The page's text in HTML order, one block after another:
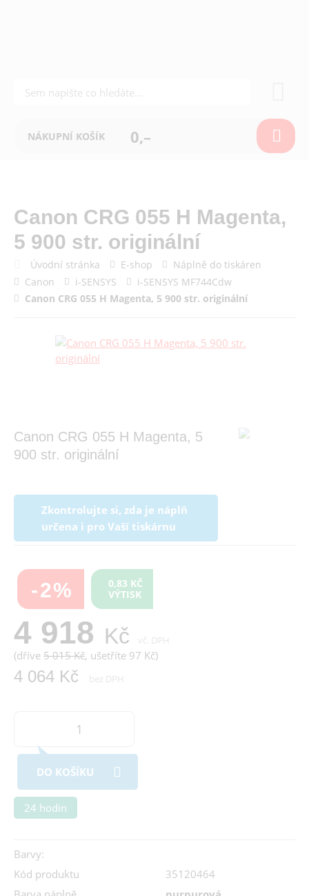
NÁKUPNÍ KOŠÍK 0,–
Canon CRG 055 H Magenta,
5 900 str. originální
Úvodní stránka E-shop
Náplně do tiskáren
Canon
i-SENSYS
i-SENSYS MF744Cdw
Canon CRG 055 H Magenta, 5 900 str. originální
Canon CRG 055 H Magenta, 5
900 str. originální
Zkontrolujte si, zda je náplň
určena i pro Vaší tiskárnu
-2%
0,83 KČ
VÝTISK
4 918 Kč vč. DPH
(dříve 5 015 Kč, ušetříte 97 Kč)
4 064 Kč bez DPH
DO KOŠÍKU
24 hodin
Barvy:
Kód produktu
35120464